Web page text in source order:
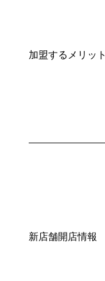
加盟するメリット
新店舗開店情報